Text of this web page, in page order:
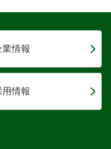
業情報
用情報